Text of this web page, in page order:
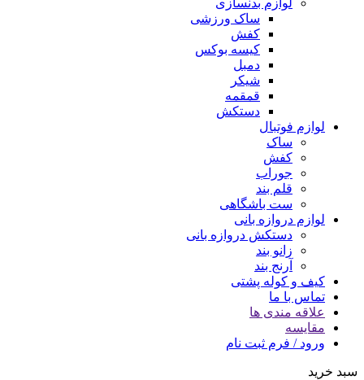
لوازم بدنسازی
ساک ورزشی
کفش
کیسه بوکس
دمبل
شیکر
قمقمه
دستکش
لوازم فوتبال
ساک
کفش
جوراب
قلم بند
ست باشگاهی
لوازم دروازه بانی
دستکش دروازه بانی
زانو بند
آرنج بند
کیف و کوله پشتی
تماس با ما
علاقه مندی ها
مقایسه
ورود / فرم ثبت نام
سبد خرید